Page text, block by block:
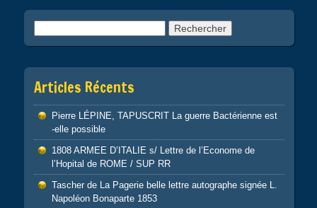
Articles Récents
Pierre LÉPINE, TAPUSCRIT La guerre Bactérienne est
-elle possible
1808 ARMEE D’ITALIE s/ Lettre de l’Econome de
l’Hopital de ROME / SUP RR
Tascher de La Pagerie belle lettre autographe signée L.
Napoléon Bonaparte 1853